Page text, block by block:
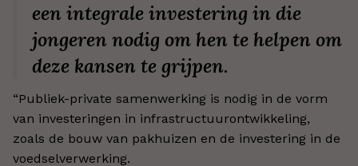
een integrale investering in die
jongeren nodig om hen te helpen om
deze kansen te grijpen.
“Publiek-private samenwerking is nodig in de vorm
van investeringen in infrastructuurontwikkeling,
zoals de bouw van pakhuizen en de investering in de
voedselverwerking.